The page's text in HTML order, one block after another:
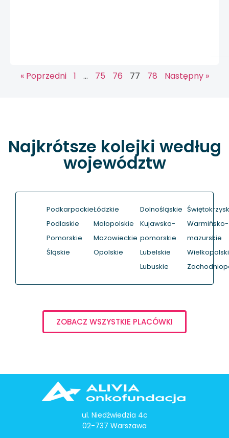
« Poprzedni 1 … 75 76 77 78 Następny »
Najkrótsze kolejki według
województw
Podkarpackie
Podlaskie
Pomorskie
Śląskie
Łódzkie
Małopolskie
Mazowieckie
Opolskie
Dolnośląskie
Kujawsko-
pomorskie
Lubelskie
Lubuskie
Warmińsko-
mazurskie
ZOBACZ WSZYSTKIE PLACÓWKI
ul. Niedźwiedzia 4c
02-737 Warszawa